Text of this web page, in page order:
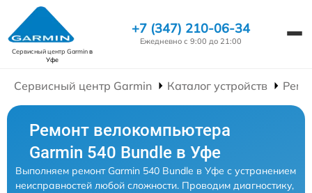
Сервисный центр Garminв
Уфе
+7 (347) 210-06-34
Ежедневно с 9:00 до 21:00
Сервисный центр Garmin Каталог устройств
Ремонт велокомпьютера
Garmin 540 Bundle в Уфе
Выполняем ремонт Garmin 540 Bundle в Уфе с устранением
неисправностей любой сложности. Проводим диагностику,